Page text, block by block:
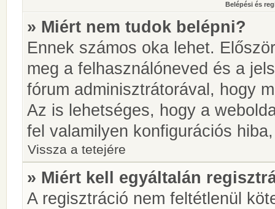
Belépési és
» Miért nem tudok belépni?
Ennek számos oka lehet.
meg a felhasználóneved és a
fórum adminisztrátorával, hogy
Az is lehetséges, hogy a
fel valamilyen konfigurációs
Vissza a tetejére
» Miért kell egyáltalán
A regisztráció nem feltétlenül